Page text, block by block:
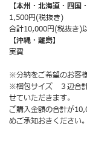
【本州・北海道・四国
1,500円(税抜き)
合計10,000円(税抜き)
【沖縄・離島】
実費
※分納をご希望のお客
※梱包サイズ ３辺合計
せていただきます。
ご購入金額の合計が
めご承知おきください。